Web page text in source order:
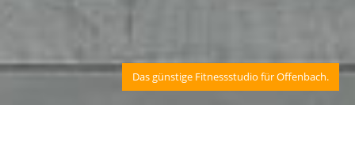
Das günstige Fitnessstudio für Offenbach.